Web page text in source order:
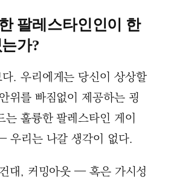
팔레스타인인이 한
가?
. 우리에게는 당신이 상상할
위를 빠짐없이 제공하는 굉
는 훌륭한 팔레스타인 게이
우리는 나갈 생각이 없다.
대, 커밍아웃 — 혹은 가시성